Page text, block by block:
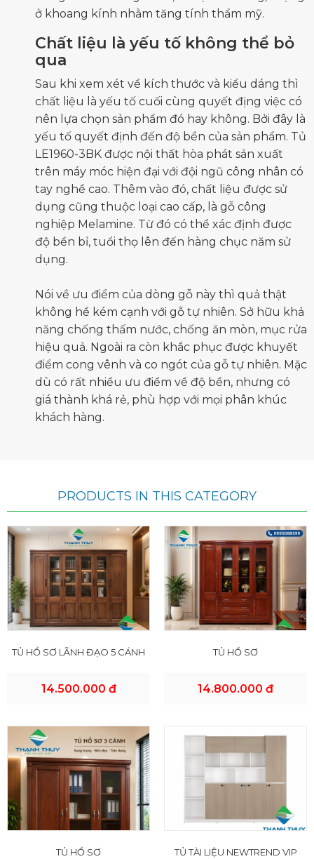
ở khoang kính nhằm tăng tính thẩm mỹ.
Chất liệu là yếu tố không thể bỏ
qua
Sau khi xem xét về kích thước và kiểu dáng thì
chất liệu là yếu tố cuối cùng quyết địng việc có
nên lựa chọn sản phẩm đó hay không. Bởi đây là
yếu tố quyết định đến độ bền của sản phẩm. Tủ
LE1960-3BK được nội thất hòa phát sản xuất
trên máy móc hiện đại với đội ngũ công nhân có
tay nghề cao. Thêm vào đó, chất liệu được sử
dụng cũng thuộc loại cao cấp, là gỗ công
nghiệp Melamine. Từ đó có thể xác định được
độ bền bỉ, tuổi thọ lên đến hàng chục năm sử
dụng.
Nói về ưu điểm của dòng gỗ này thì quả thật
không hề kém cạnh với gỗ tự nhiên. Sở hữu khả
năng chống thấm nước, chống ăn mòn, mục rửa
hiệu quả. Ngoài ra còn khắc phục được khuyết
điểm cong vênh và co ngót của gỗ tự nhiên. Mặc
dù có rất nhiều ưu điểm về độ bền, nhưng có
giá thành khá rẻ, phù hợp với mọi phân khúc
khách hàng.
PRODUCTS IN THIS CATEGORY
TỦ HỒ SƠ LÃNH ĐẠO 5 CÁNH
14.500.000 đ
TỦ HỒ SƠ
14.800.000 đ
TỦ HỒ SƠ TỦ TÀI LIỆU NEWTREND VIP